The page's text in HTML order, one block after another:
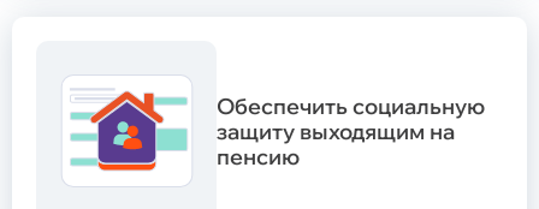
Обеспечить социальную
защиту выходящим на
пенсию